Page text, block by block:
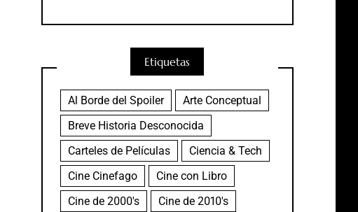
Etiquetas
Al Borde del Spoiler
Arte Conceptual
Breve Historia Desconocida
Carteles de Películas
Ciencia & Tech
Cine Cinefago
Cine con Libro
Cine de 2000's
Cine de 2010's